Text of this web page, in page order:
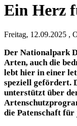
Ein Herz
Freitag, 12.09.2025 ,
Der Nationalpark
Arten, auch die
lebt hier in einer
speziell gefördert.
unterstützt über
die Patenschaft